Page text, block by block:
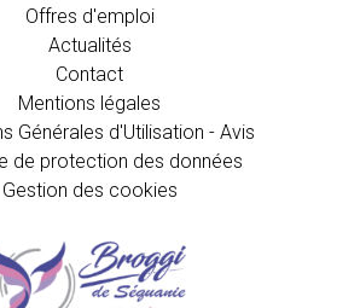
Offres d'emploi
Actualités
Contact
Mentions légales
Générales d'Utilisation - Avis
de protection des données
Gestion des cookies